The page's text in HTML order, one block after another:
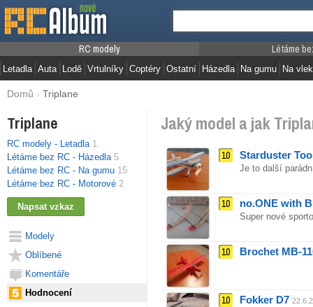
RC modely
Letadla Auta Lodě Vrtulníky Coptéry Ostatní
Létáme
Házedla Na gumu Na vlek
Domů › Triplane
Triplane
RC modely - Letadla 1
Létáme bez RC - Házedla 5
Létáme bez RC - Na gumu 15
Létáme bez RC - Motorové 2
Modely
Oblíbené
Komentáře
Hodnocení
Jaký model a jak
10 Starduster Too
Je to další
10 no.ONE with
Super nové
10 Brochet MB-
10 Fokker D7